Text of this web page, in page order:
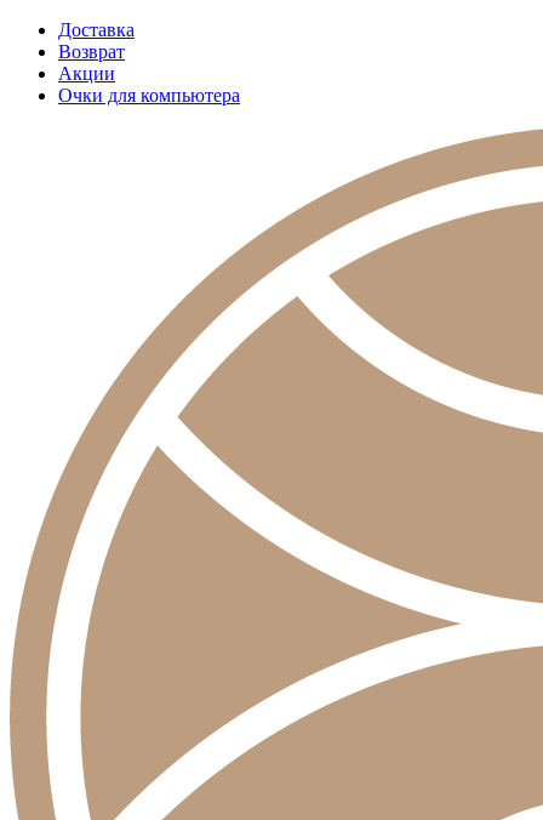
Доставка
Возврат
Акции
Очки для компьютера